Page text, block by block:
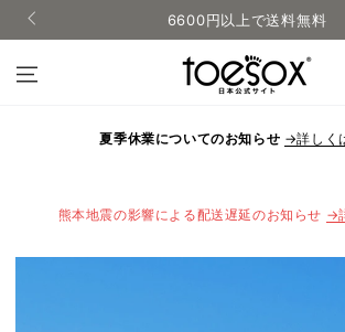
コンテンツにス
キップする
メルマガ登録で10%OFF
夏季休業についてのお知らせ →詳しく
熊本地震の影響による配送遅延のお知らせ →